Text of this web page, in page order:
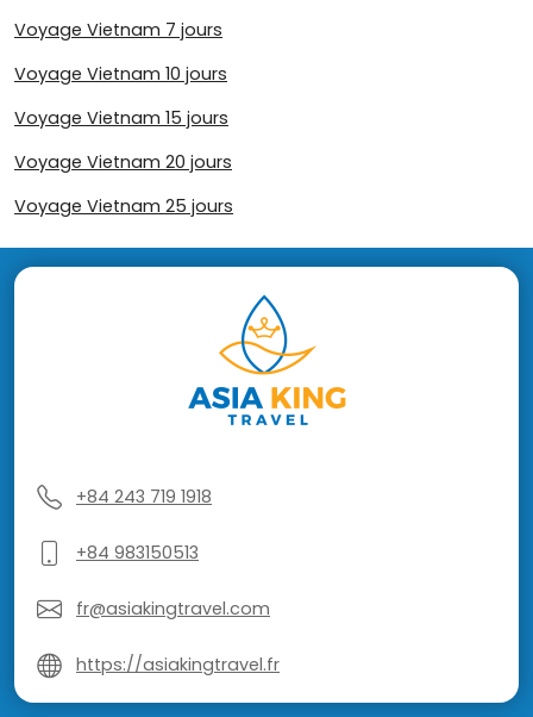
Voyage Vietnam 7 jours
Voyage Vietnam 10 jours
Voyage Vietnam 15 jours
Voyage Vietnam 20 jours
Voyage Vietnam 25 jours
+84 243 719 1918
+84 983150513
fr@asiakingtravel.com
https://asiakingtravel.fr